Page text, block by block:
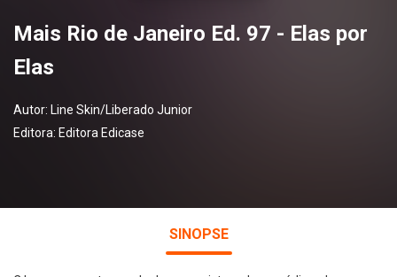
Mais Rio de Janeiro Ed. 97 - Elas por
Elas
Autor: Line Skin/Liberado Junior
Editora: Editora Edicase
SINOPSE